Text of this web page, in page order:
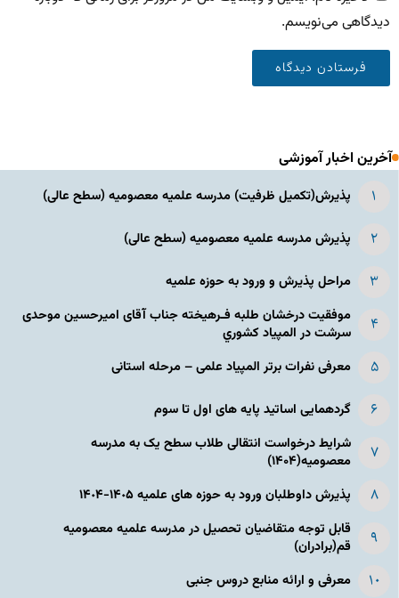
دیدگاهی می‌نویسم.
آخرین اخبار آموزشی
پذیرش(تکمیل ظرفیت) مدرسه علمیه معصومیه‌ (سطح عالی)
پذیرش مدرسه علمیه معصومیه‌ (سطح عالی)
مراحل پذیرش و ورود به حوزه علمیه
موفقیت درخشان طلبه فـرهیخته جناب آقای امیرحسین موحدی
سرشت در المپياد كشوري
معرفی نفرات برتر المپیاد علمی – مرحله استانی
گردهمایی اساتید پایه های اول تا سوم
شرایط درخواست انتقالی طلاب سطح یک به مدرسه
معصومیه(۱۴۰۴)
پذیرش داوطلبان ورود به حوزه های علمیه ١۴٠۵-١۴٠۴
قابل توجه متقاضیان تحصیل در مدرسه علمیه معصومیه
قم(برادران)
معرفی و ارائه منابع دروس جنبی